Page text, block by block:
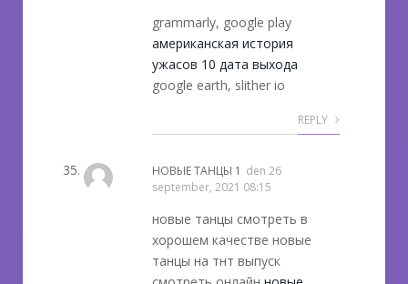
grammarly, google play
американская история
ужасов 10 дата выхода
google earth, slither io
REPLY
НОВЫЕ ТАНЦЫ 1 den 26
september, 2021 08:15
новые танцы смотреть в
хорошем качестве новые
танцы на тнт выпуск